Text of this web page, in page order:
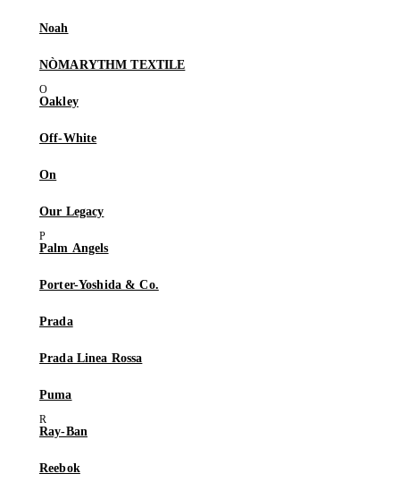
Noah
NÒMARYTHM TEXTILE
Oakley
Off-White
On
Our Legacy
Palm Angels
Porter-Yoshida & Co.
Prada
Prada Linea Rossa
Puma
Ray-Ban
Reebok